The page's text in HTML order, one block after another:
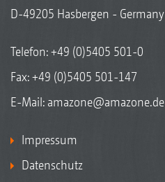
D-49205 Hasbergen - Germany
Telefon:+49 (0)5405 501-0
Fax: +49 (0)5405 501-147
E-Mail: amazone@amazone.de
Impressum
Datenschutz